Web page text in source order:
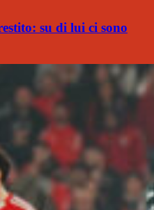
su di lui ci sono